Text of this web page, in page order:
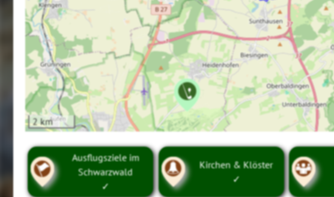
2 km
Ausflugsziele im
Schwarzwald
✓
Kirchen & Klöster
✓